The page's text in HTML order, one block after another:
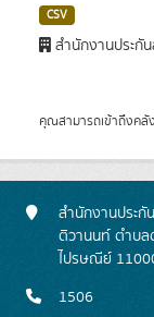
CSV
สำนักงานประกั
คุณสามารถเข้าถึงคลั
สำนักงานประ
ติวานนท์ ตำบล
ไปรษณีย์
1506